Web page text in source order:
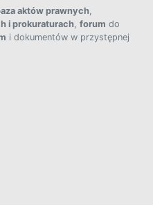
aktów prawnych,
i prokuraturach, forum do
i dokumentów w przystępnej